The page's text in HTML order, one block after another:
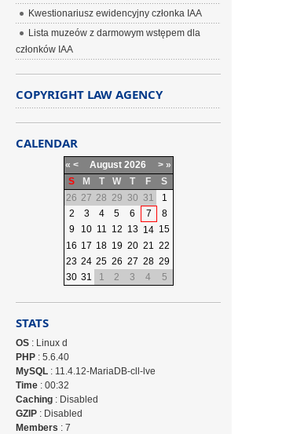
Kwestionariusz ewidencyjny członka IAA
Lista muzeów z darmowym wstępem dla
członków IAA
COPYRIGHT LAW AGENCY
CALENDAR
« < August 2026 > »
S
M T W T F
S
26 27 28 29 30 31
1
2
3 4 5 6 7
8
9
10 11 12 13 14 15
16 17 18 19 20 21 22
23 24 25 26 27 28 29
30 31 1 2 3 4 5
STATS
OS : Linux d
PHP : 5.6.40
MySQL : 11.4.12-MariaDB-cll-lve
Time : 00:32
Caching : Disabled
GZIP : Disabled
Members : 7